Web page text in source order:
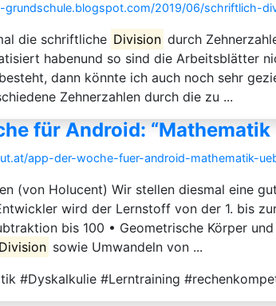
grundschule.blogspot.com/2019/06/schriftlich-
die schriftliche Division durch
habenund so sind die Arbeitsblätter
dann könnte ich auch noch sehr
Zehnerzahlen durch die zu ...
für Android:
app-der-woche-fuer-android-mathematik-
(von Holucent) Wir stellen diesmal eine
wird der Lernstoff von der 1. bis
bis 100 • Geometrische Körper
Division sowie Umwandeln von ...
#Dyskalkulie #Lerntraining